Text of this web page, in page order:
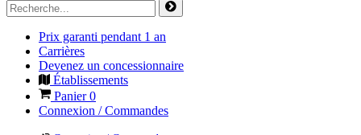
Prix garanti pendant 1 an
Carrières
Devenez un concessionnaire
Établissements
Panier0
Connexion / Commandes